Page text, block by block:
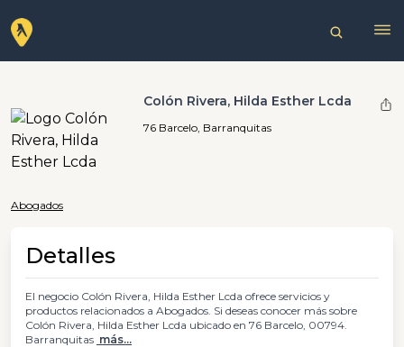
Colón Rivera, Hilda Esther Lcda
76 Barcelo, Barranquitas
Abogados
Detalles
El negocio Colón Rivera, Hilda Esther Lcda ofrece servicios y
productos relacionados a Abogados. Si deseas conocer más sobre
Colón Rivera, Hilda Esther Lcda ubicado en 76 Barcelo, 00794.
Barranquitas más...